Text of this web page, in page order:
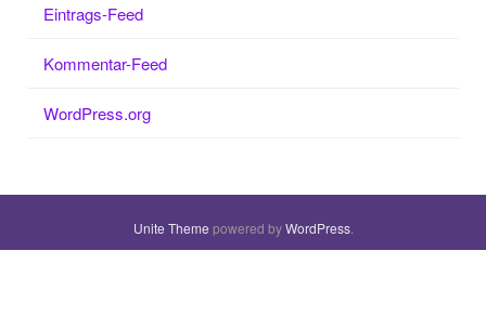
Eintrags-Feed
Kommentar-Feed
WordPress.org
Unite Theme powered byWordPress.